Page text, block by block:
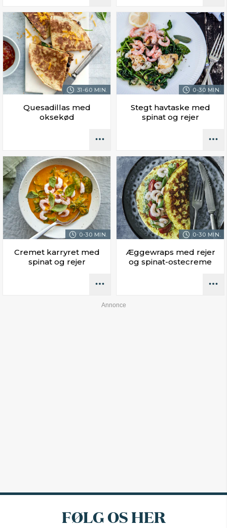
31-60 MIN.
Quesadillas med
oksekød
0-30 MIN.
Stegt havtaske med
spinat og rejer
0-30 MIN.
Cremet karryret med
spinat og rejer
0-30 MIN.
Æggewraps med rejer
og spinat-ostecreme
FØLG OS HER